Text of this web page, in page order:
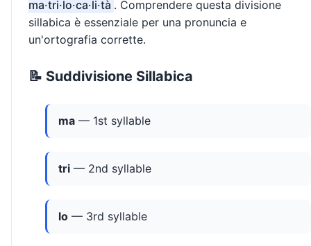
ma·tri·lo·ca·li·tà . Comprendere questa divisione
sillabica è essenziale per una pronuncia e
un'ortografia corrette.
📝 Suddivisione Sillabica
ma — 1st syllable
tri — 2nd syllable
lo — 3rd syllable